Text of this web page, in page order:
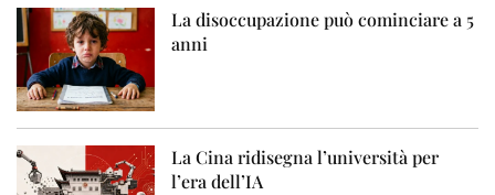
La disoccupazione può cominciare a 5
anni
La Cina ridisegna l’università per
l’era dell’IA